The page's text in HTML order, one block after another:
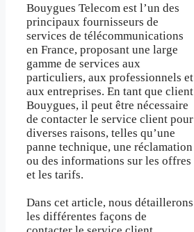
Bouygues Telecom est l’un des
principaux fournisseurs de
services de télécommunications
en France, proposant une large
gamme de services aux
particuliers, aux professionnels et
aux entreprises. En tant que client
Bouygues, il peut être nécessaire
de contacter le service client pour
diverses raisons, telles qu’une
panne technique, une réclamation
ou des informations sur les offres
et les tarifs.
Dans cet article, nous détaillerons
les différentes façons de